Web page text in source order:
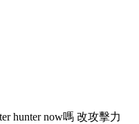
hunter now嗎 改攻擊力